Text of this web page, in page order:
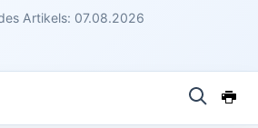
Artikels: 07.08.2026